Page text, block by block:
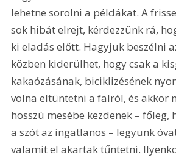
lehetne sorolni a példákat. A
sok hibát elrejt, kérdezzünk rá,
ki eladás előtt. Hagyjuk beszélni
közben kiderülhet, hogy csak a
kakaózásának, biciklizésének
volna eltüntetni a falról, és akkor
hosszú mesébe kezdenek – főleg,
a szót az ingatlanos – legyünk
valamit el akartak tűntetni.